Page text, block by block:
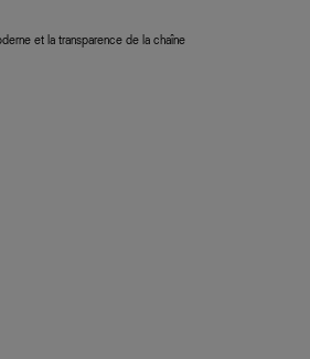
et la transparence de la chaîne